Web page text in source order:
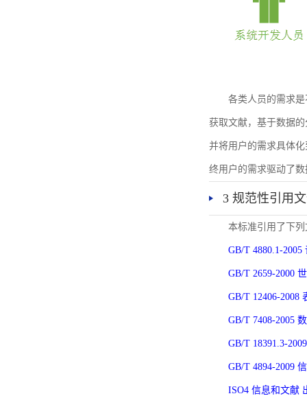
各类人员的需求
获取文献，基于数据
并将用户的需求具体
终用户的需求驱动了
3 规范性引用
本标准引用了下
GB/T 4880.1-
GB/T 2659-2000
GB/T 12406-2008
GB/T 7408-2005
GB/T 18391.3-
GB/T 4894-2009
ISO4 信息和文献